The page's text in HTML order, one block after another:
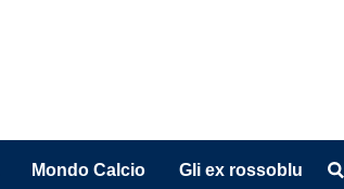
Mondo Calcio Gli ex rossoblu